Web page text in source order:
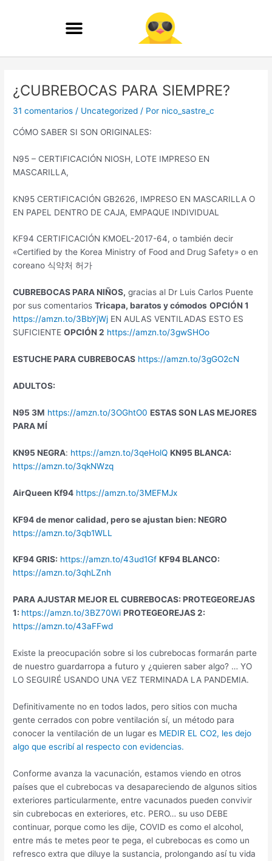
¿CUBREBOCAS PARA SIEMPRE?
31 comentarios / Uncategorized / Por nico_sastre_c
CÓMO SABER SI SON ORIGINALES:
N95 – CERTIFICACIÓN NIOSH, LOTE IMPRESO EN
MASCARILLA,
KN95 CERTIFICACIÓN GB2626, IMPRESO EN MASCARILLA O
EN PAPEL DENTRO DE CAJA, EMPAQUE INDIVIDUAL
KF94 CERTIFICACIÓN KMOEL-2017-64, o también decir
«Certified by the Korea Ministry of Food and Drug Safety» o en
coreano 식약처 허가
CUBREBOCAS PARA NIÑOS, gracias al Dr Luis Carlos Puente
por sus comentariosTricapa, baratos y cómodos OPCIÓN 1
https://amzn.to/3BbYjWj EN AULAS VENTILADAS ESTO ES
SUFICIENTEOPCIÓN 2 https://amzn.to/3gwSHOo
ESTUCHE PARA CUBREBOCAS https://amzn.to/3gGO2cN
ADULTOS:
N95 3M https://amzn.to/3OGhtO0 ESTAS SON LAS MEJORES
PARA MÍ
KN95 NEGRA: https://amzn.to/3qeHolQ KN95 BLANCA:
https://amzn.to/3qkNWzq
AirQueen Kf94 https://amzn.to/3MEFMJx
KF94 de menor calidad, pero se ajustan bien: NEGRO
https://amzn.to/3qb1WLL
KF94 GRIS: https://amzn.to/43ud1Gf KF94 BLANCO:
https://amzn.to/3qhLZnh
PARA AJUSTAR MEJOR EL CUBREBOCAS: PROTEGEOREJAS
1: https://amzn.to/3BZ70Wi PROTEGEOREJAS 2:
https://amzn.to/43aFFwd
Existe la preocupación sobre si los cubrebocas formarán parte
de nuestro guardarropa a futuro y ¿quieren saber algo? … YO
LO SEGUIRÉ USANDO UNA VEZ TERMINADA LA PANDEMIA.
Definitivamente no en todos lados, pero sitios con mucha
gente cerrados con pobre ventilación sí, un método para
conocer la ventilación de un lugar es MEDIR EL CO2, les dejo
algo que escribí al respecto con evidencias.
Conforme avanza la vacunación, estamos viendo en otros
países que el cubrebocas va desapareciendo de algunos sitios
exteriores particularmente, entre vacunados pueden convivir
sin cubrebocas en exteriores, etc. PERO… su uso DEBE
continuar, porque como les dije, COVID es como el alcohol,
entre más te metes peor te pega, el cubrebocas es como un
refresco extra que diluye la sustancia, prolongando así tu vida
entradas